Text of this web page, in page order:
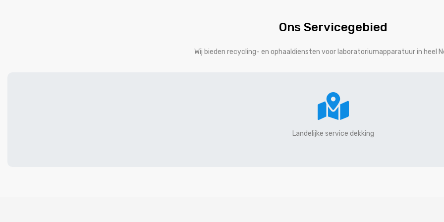
Ons Servicegebied
Wij bieden recycling- en ophaaldiensten voor laboratoriumapparatuur in heel
Landelijke service dekking